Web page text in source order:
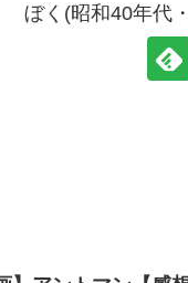
ぼく(昭和40年代